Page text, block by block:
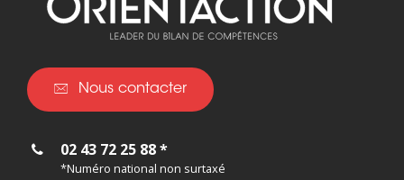
Nous contacter
02 43 72 25 88 *
*Numéro national non surtaxé